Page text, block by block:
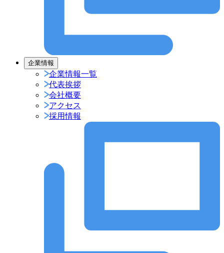
企業情報
企業情報一覧
代表挨拶
会社概要
アクセス
採用情報